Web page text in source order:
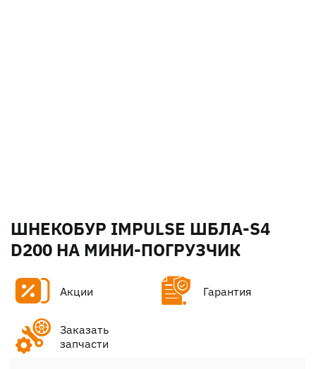
ШНЕКОБУР IMPULSE ШБЛА-S4
D200 НА МИНИ-ПОГРУЗЧИК
Акции Гарантия
Заказать
запчасти